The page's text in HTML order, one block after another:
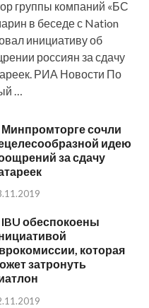
группы компаний «БС
в беседе с Nation
инициативу об
россиян за сдачу
РИА Новости По
…
сочли
идею
за сдачу
обеспокоены
которая
затронуть